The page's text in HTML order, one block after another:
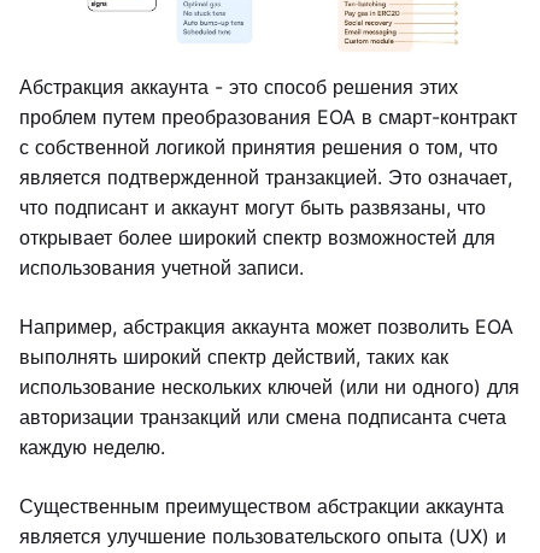
Абстракция аккаунта - это способ решения этих
проблем путем преобразования EOA в смарт-контракт
с собственной логикой принятия решения о том, что
является подтвержденной транзакцией. Это означает,
что подписант и аккаунт могут быть развязаны, что
открывает более широкий спектр возможностей для
использования учетной записи.
Например, абстракция аккаунта может позволить EOA
выполнять широкий спектр действий, таких как
использование нескольких ключей (или ни одного) для
авторизации транзакций или смена подписанта счета
каждую неделю.
Существенным преимуществом абстракции аккаунта
является улучшение пользовательского опыта (UX) и